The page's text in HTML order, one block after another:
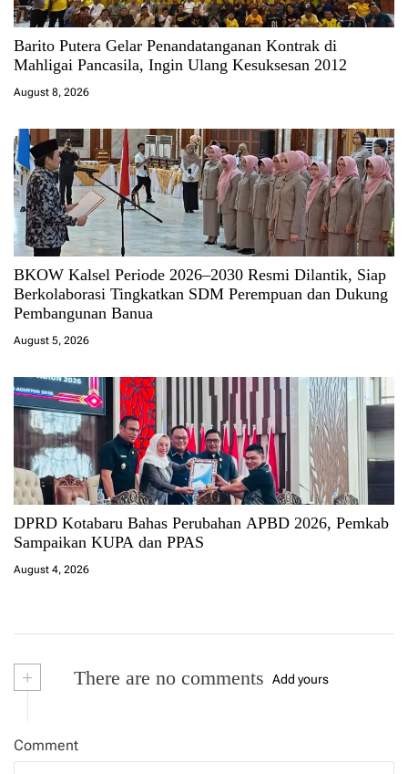
Barito Putera Gelar Penandatanganan Kontrak di
Mahligai Pancasila, Ingin Ulang Kesuksesan 2012
August 8, 2026
BKOW Kalsel Periode 2026–2030 Resmi Dilantik, Siap
Berkolaborasi Tingkatkan SDM Perempuan dan Dukung
Pembangunan Banua
August 5, 2026
DPRD Kotabaru Bahas Perubahan APBD 2026, Pemkab
Sampaikan KUPA dan PPAS
August 4, 2026
+ There are no comments Add yours
Comment